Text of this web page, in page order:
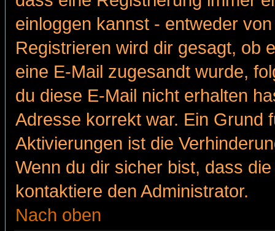
einloggen kannst - entweder
Registrieren wird dir gesagt, ob
eine E-Mail zugesandt wurde,
du diese E-Mail nicht erhalten
Adresse korrekt war. Ein Grund
Aktivierungen ist die
Wenn du dir sicher bist, dass
kontaktiere den Administrator.
Nach oben